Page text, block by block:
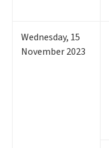
Wednesday, 15
November 2023